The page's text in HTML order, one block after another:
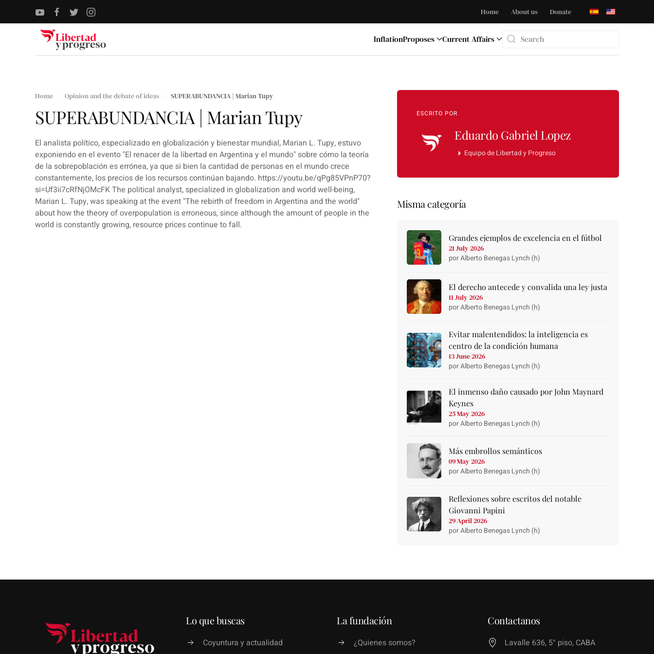
Skip to main content
Home About us Donate
InflationProposes
Current Affairs
Home Opinion and the debate of ideas SUPERABUNDANCIA | Marian Tupy
SUPERABUNDANCIA | Marian Tupy
El analista político, especializado en globalización y bienestar mundial, Marian L. Tupy, estuvo
exponiendo en el evento "El renacer de la libertad en Argentina y el mundo" sobre cómo la teoría
de la sobrepoblación es errónea, ya que si bien la cantidad de personas en el mundo crece
constantemente, los precios de los recursos continúan bajando. https://youtu.be/qPg85VPnP70?
si=Uf3ii7cRfNjOMcFK The political analyst, specialized in globalization and world well-being,
Marian L. Tupy, was speaking at the event "The rebirth of freedom in Argentina and the world"
about how the theory of overpopulation is erroneous, since although the amount of people in the
world is constantly growing, resource prices continue to fall.
ESCRITO POR
Eduardo Gabriel Lopez
Equipo de Libertad y Progreso
Misma categoría
Grandes ejemplos de excelencia en el fútbol
21 July 2026
por Alberto Benegas Lynch (h)
El derecho antecede y convalida una ley justa
11 July 2026
por Alberto Benegas Lynch (h)
Evitar malentendidos: la inteligencia es
centro de la condición humana
13 June 2026
por Alberto Benegas Lynch (h)
El inmenso daño causado por John Maynard
Keynes
25 May 2026
por Alberto Benegas Lynch (h)
Más embrollos semánticos
09 May 2026
por Alberto Benegas Lynch (h)
Reflexiones sobre escritos del notable
Giovanni Papini
29 April 2026
por Alberto Benegas Lynch (h)
Lo que buscas
Coyuntura y actualidad
La fundación
¿Quienes somos?
Contactanos
Lavalle 636, 5° piso, CABA